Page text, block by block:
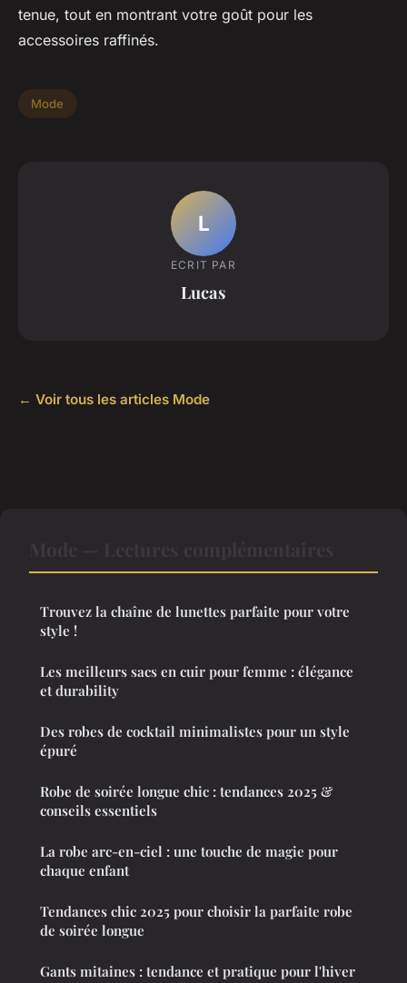
tenue, tout en montrant votre goût pour les
accessoires raffinés.
Mode
L
ECRIT PAR
Lucas
← Voir tous les articles Mode
Trouvez la chaîne de lunettes parfaite pour votre
style !
Les meilleurs sacs en cuir pour femme : élégance
et durability
Des robes de cocktail minimalistes pour un style
épuré
Robe de soirée longue chic : tendances 2025 &
conseils essentiels
La robe arc-en-ciel : une touche de magie pour
chaque enfant
Tendances chic 2025 pour choisir la parfaite robe
de soirée longue
Gants mitaines : tendance et pratique pour l'hiver